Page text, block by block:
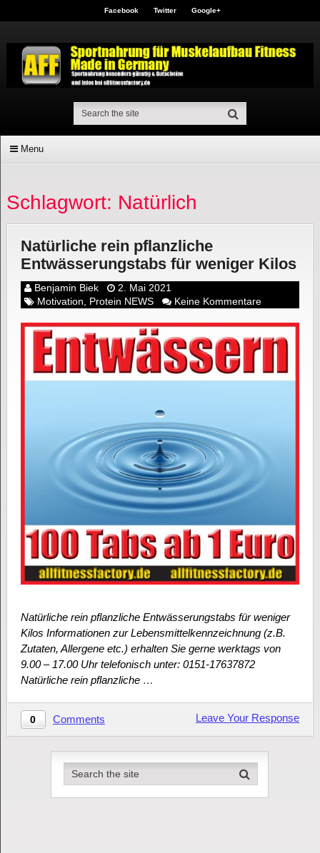
Facebook Twitter Google+
Menu
Schlagwort: Natürlich
Natürliche rein pflanzliche
Entwässerungstabs für weniger Kilos
Benjamin Biek
2. Mai 2021
Motivation, Protein NEWS Keine Kommentare
Natürliche rein pflanzliche Entwässerungstabs für weniger
Kilos Informationen zur Lebensmittelkennzeichnung (z.B.
Zutaten, Allergene etc.) erhalten Sie gerne werktags von
9.00 – 17.00 Uhr telefonisch unter: 0151-17637872
Natürliche rein pflanzliche …
0 Comments Leave Your Response